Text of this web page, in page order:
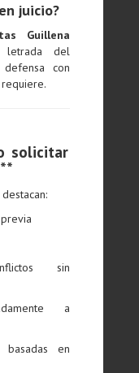
juicio?
Guillena
letrada del
con
solicitar
sin
a
basadas en